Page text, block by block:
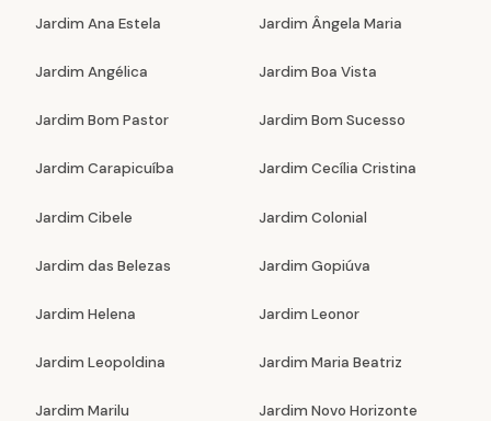
Jardim Ana Estela Jardim Ângela Maria
Jardim Angélica Jardim Boa Vista
Jardim Bom Pastor Jardim Bom Sucesso
Jardim Carapicuíba Jardim Cecília Cristina
Jardim Cibele Jardim Colonial
Jardim das Belezas Jardim Gopiúva
Jardim Helena Jardim Leonor
Jardim Leopoldina Jardim Maria Beatriz
Jardim Marilu Jardim Novo Horizonte